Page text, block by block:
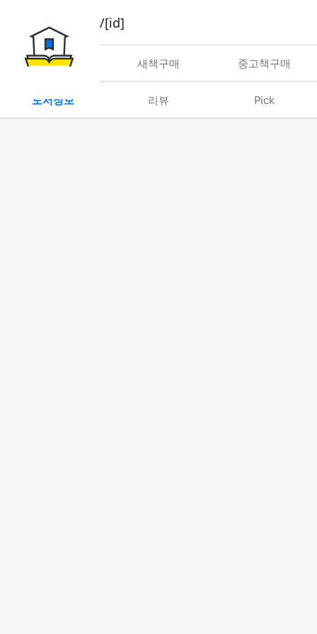
book/rent/[id]
대여 새책구매 중고책구매
도서정보 리뷰 Pick